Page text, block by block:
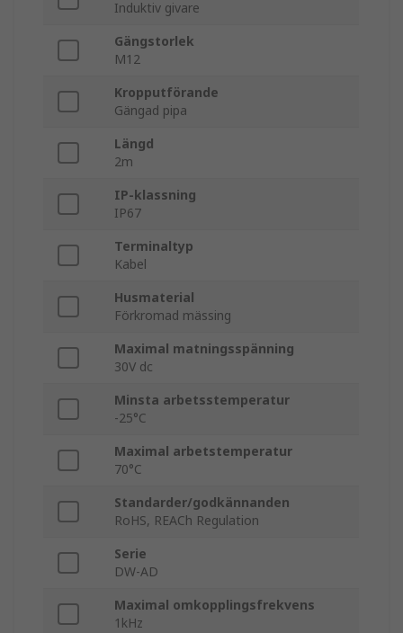
Induktiv givare
Gängstorlek
M12
Kropputförande
Gängad pipa
Längd
2m
IP-klassning
IP67
Terminaltyp
Kabel
Husmaterial
Förkromad mässing
Maximal matningsspänning
30V dc
Minsta arbetsstemperatur
-25°C
Maximal arbetstemperatur
70°C
Standarder/godkännanden
RoHS, REACh Regulation
Serie
DW-AD
Maximal omkopplingsfrekvens
1kHz